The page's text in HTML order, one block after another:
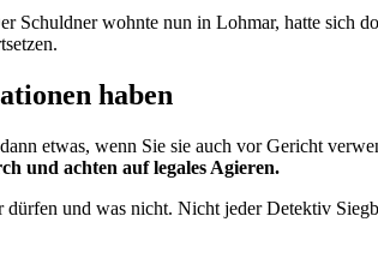
Schuldner wohnte nun in Lohmar, hatte sich
haben
etwas, wenn Sie sie auch vor Gericht
und achten auf legales Agieren.
und was nicht. Nicht jeder Detektiv